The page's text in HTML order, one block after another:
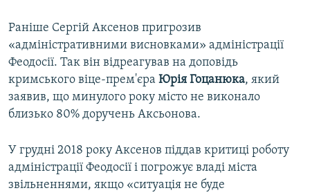
Раніше Сергій Аксенов пригрозив
«адміністративними висновками» адміністрації
Феодосії. Так він відреагував на доповідь
кримського віце-прем'єра Юрія Гоцанюка, який
заявив, що минулого року місто не виконало
близько 80% доручень Аксьонова.
У грудні 2018 року Аксенов піддав критиці роботу
адміністрації Феодосії і погрожує владі міста
звільненнями, якщо «ситуація не буде